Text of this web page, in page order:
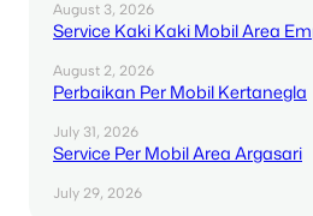
August 3, 2026
Service Kaki Kaki Mobil Area
August 2, 2026
Perbaikan Per Mobil Kertanegla
July 31, 2026
Service Per Mobil Area Argasari
July 29, 2026